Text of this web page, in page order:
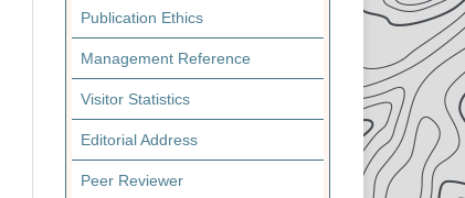
Publication Ethics
Management Reference
Visitor Statistics
Editorial Address
Peer Reviewer